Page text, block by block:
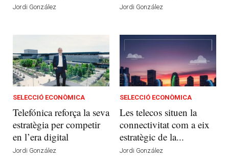
Jordi González Jordi González
SELECCIÓ ECONÒMICA
Telefónica reforça la seva
estratègia per competir
en l’era digital
Jordi González
SELECCIÓ ECONÒMICA
Les telecos situen la
connectivitat com a eix
estratègic de la...
Jordi González